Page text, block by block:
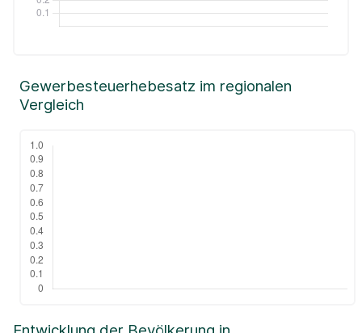
Gewerbesteuerhebesatz im regionalen
Vergleich